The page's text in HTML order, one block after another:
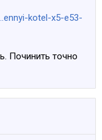
kotel-x5-e53-
Починить точно